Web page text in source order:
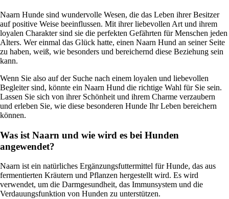
Naarn Hunde sind wundervolle Wesen, die das Leben ihrer Besitzer
auf positive Weise beeinflussen. Mit ihrer liebevollen Art und ihrem
loyalen Charakter sind sie die perfekten Gefährten für Menschen jeden
Alters. Wer einmal das Glück hatte, einen Naarn Hund an seiner Seite
zu haben, weiß, wie besonders und bereichernd diese Beziehung sein
kann.
Wenn Sie also auf der Suche nach einem loyalen und liebevollen
Begleiter sind, könnte ein Naarn Hund die richtige Wahl für Sie sein.
Lassen Sie sich von ihrer Schönheit und ihrem Charme verzaubern
und erleben Sie, wie diese besonderen Hunde Ihr Leben bereichern
können.
Was ist Naarn und wie wird es bei Hunden
angewendet?
Naarn ist ein natürliches Ergänzungsfuttermittel für Hunde, das aus
fermentierten Kräutern und Pflanzen hergestellt wird. Es wird
verwendet, um die Darmgesundheit, das Immunsystem und die
Verdauungsfunktion von Hunden zu unterstützen.